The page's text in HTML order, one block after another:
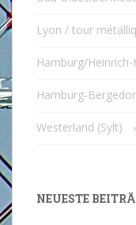
Lyon / tour
Hamburg/
Hamburg-
Westerland (Sylt)
NEUESTE